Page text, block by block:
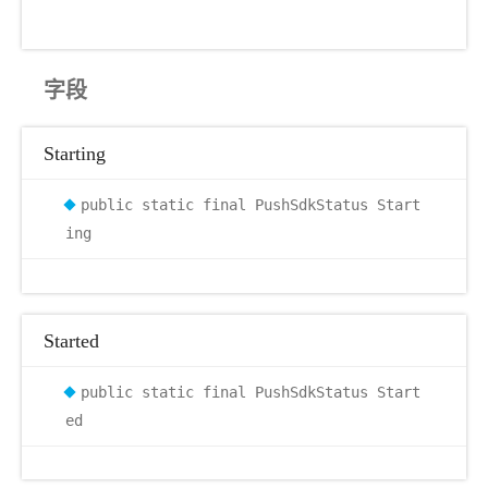
字段
Starting
public static final PushSdkStatus Start
ing
Started
public static final PushSdkStatus Start
ed